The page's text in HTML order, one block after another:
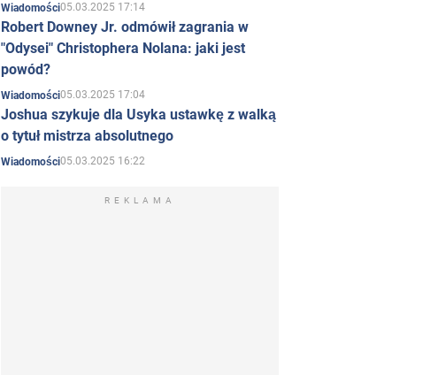
Wiadomości05.03.2025 17:14
Robert Downey Jr. odmówił zagrania w
"Odysei" Christophera Nolana: jaki jest
powód?
Wiadomości05.03.2025 17:04
Joshua szykuje dla Usyka ustawkę z walką
o tytuł mistrza absolutnego
Wiadomości05.03.2025 16:22
REKLAMA